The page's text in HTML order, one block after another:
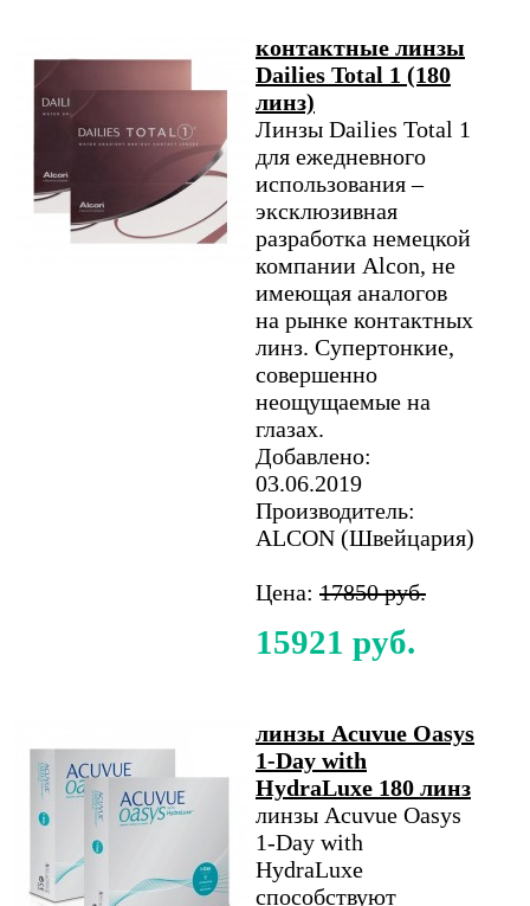
контактные линзы
Dailies Total 1 (180
линз)
Линзы Dailies Total 1
для ежедневного
использования –
эксклюзивная
разработка немецкой
компании Alcon, не
имеющая аналогов
на рынке контактных
линз. Супертонкие,
совершенно
неощущаемые на
глазах.
Добавлено:
03.06.2019
Производитель:
ALCON (Швейцария)
Цена: 17850 руб.
15921 руб.
линзы Acuvue Oasys
1-Day with
HydraLuxe 180 линз
линзы Acuvue Oasys
1-Day with
HydraLuxe
способствуют